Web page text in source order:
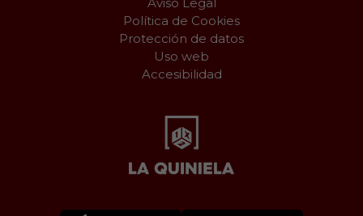
Política de Cookies
Protección de datos
Uso web
Accesibilidad